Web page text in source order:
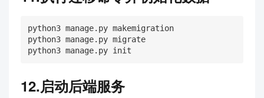
python3 manage.py makemigration
python3 manage.py migrate
python3 manage.py init
12.启动后端服务